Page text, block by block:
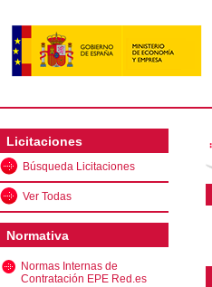
Licitaciones
Búsqueda Licitaciones
Ver Todas
Normativa
Normas Internas de
Contratación EPE Red.es